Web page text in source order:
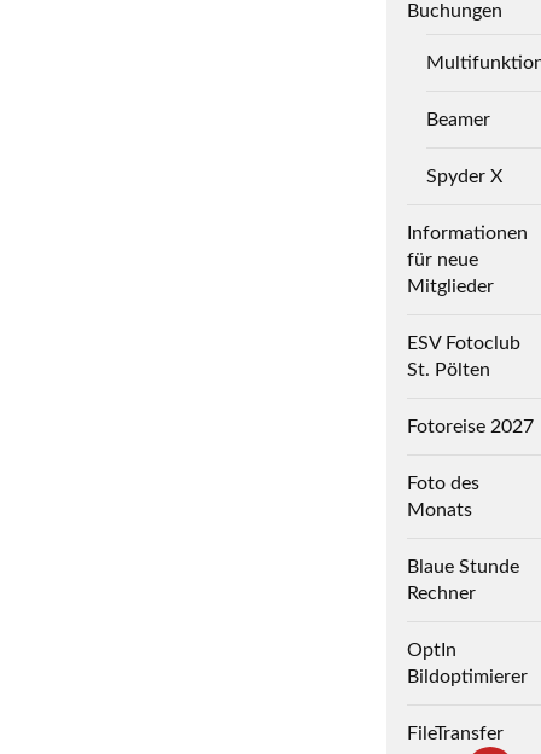
Buchungen
Beamer
Spyder X
Informationen
für neue
Mitglieder
ESV Fotoclub
St. Pölten
Fotoreise 2027
Foto des
Monats
Blaue Stunde
Rechner
OptIn
Bildoptimierer
FileTransfer